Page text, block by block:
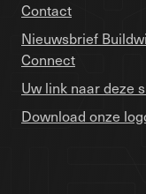
Contact
Nieuwsbrief
Connect
Uw link naar deze
Download onze